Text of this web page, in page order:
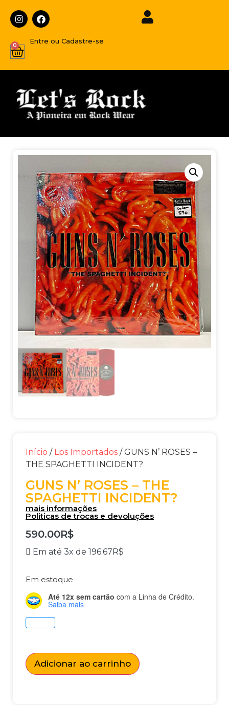
Entre ou Cadastre-se
0
Início / Lps Importados / GUNS N’ ROSES –
THE SPAGHETTI INCIDENT?
GUNS N’ ROSES – THE
SPAGHETTI INCIDENT?
mais informações
Politicas de trocas e devoluções
590.00R$
Em até 3x de 196.67 R$
Em estoque
Até 12x sem cartão com a Linha de Crédito.
Saiba mais
Adicionar ao carrinho